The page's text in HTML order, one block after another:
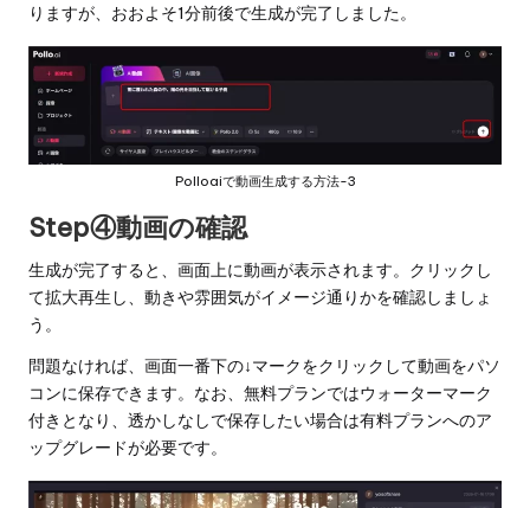
りますが、おおよそ1分前後で生成が完了しました。
Polloaiで動画生成する方法-3
Step④動画の確認
生成が完了すると、画面上に動画が表示されます。クリックし
て拡大再生し、動きや雰囲気がイメージ通りかを確認しましょ
う。
問題なければ、画面一番下の↓マークをクリックして動画をパソ
コンに保存できます。なお、無料プランではウォーターマーク
付きとなり、透かしなしで保存したい場合は有料プランへのア
ップグレードが必要です。